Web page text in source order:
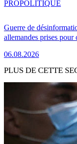
Guerre de
allemandes prises pour
06.08.2026
PROPOLITIQUE
PLUS DE CETTE